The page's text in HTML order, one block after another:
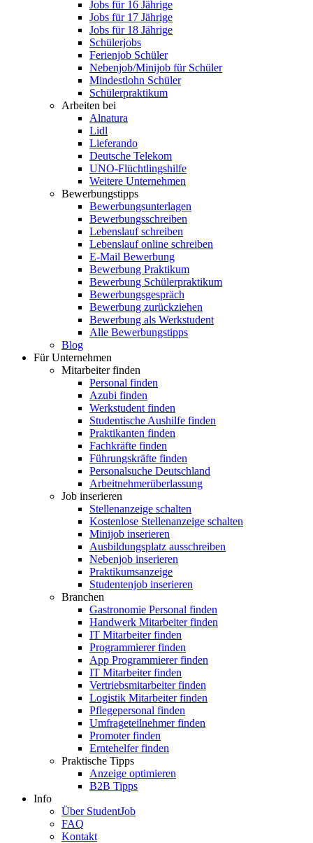
Jobs für 16 Jährige
Jobs für 17 Jährige
Jobs für 18 Jährige
Schülerjobs
Ferienjob Schüler
Nebenjob/Minijob für Schüler
Mindestlohn Schüler
Schülerpraktikum
Arbeiten bei
Alnatura
Lidl
Lieferando
Deutsche Telekom
UNO-Flüchtlingshilfe
Weitere Unternehmen
Bewerbungstipps
Bewerbungsunterlagen
Bewerbungsschreiben
Lebenslauf schreiben
Lebenslauf online schreiben
E-Mail Bewerbung
Bewerbung Praktikum
Bewerbung Schülerpraktikum
Bewerbungsgespräch
Bewerbung zurückziehen
Bewerbung als Werkstudent
Alle Bewerbungstipps
Blog
Für Unternehmen
Mitarbeiter finden
Personal finden
Azubi finden
Werkstudent finden
Studentische Aushilfe finden
Praktikanten finden
Fachkräfte finden
Führungskräfte finden
Personalsuche Deutschland
Arbeitnehmerüberlassung
Job inserieren
Stellenanzeige schalten
Kostenlose Stellenanzeige schalten
Minijob inserieren
Ausbildungsplatz ausschreiben
Nebenjob inserieren
Praktikumsanzeige
Studentenjob inserieren
Branchen
Gastronomie Personal finden
Handwerk Mitarbeiter finden
IT Mitarbeiter finden
Programmierer finden
App Programmierer finden
IT Mitarbeiter finden
Vertriebsmitarbeiter finden
Logistik Mitarbeiter finden
Pflegepersonal finden
Umfrageteilnehmer finden
Promoter finden
Erntehelfer finden
Praktische Tipps
Anzeige optimieren
B2B Tipps
Info
Über StudentJob
FAQ
Kontakt